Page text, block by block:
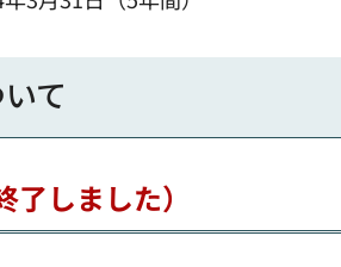
て
了しました）